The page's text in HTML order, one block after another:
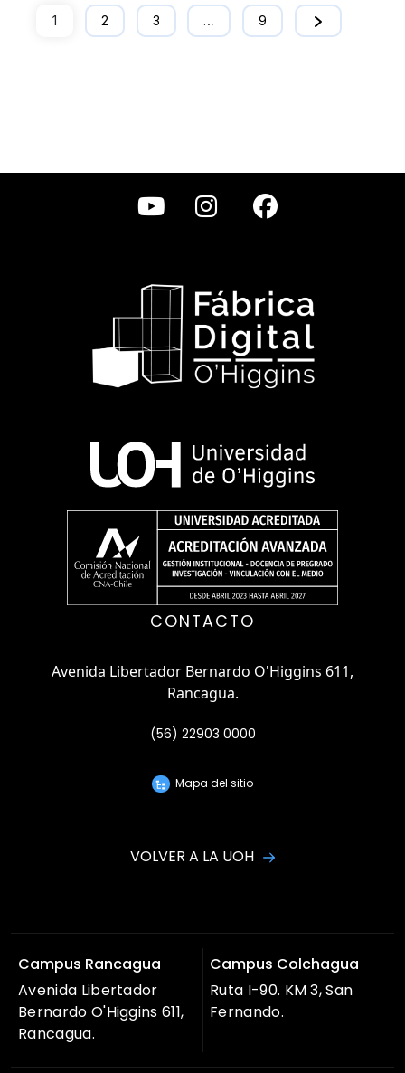
1 2 3 … 9
CONTACTO
Avenida Libertador Bernardo O'Higgins 611,
Rancagua.
(56) 22903 0000
Mapa del sitio
VOLVER A LA UOH
Campus Rancagua
Avenida Libertador
Bernardo O'Higgins 611,
Rancagua.
Campus Colchagua
Ruta I-90. KM 3, San
Fernando.